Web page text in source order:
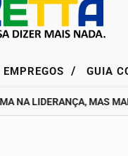
EMPREGOS / GUIA
MAS